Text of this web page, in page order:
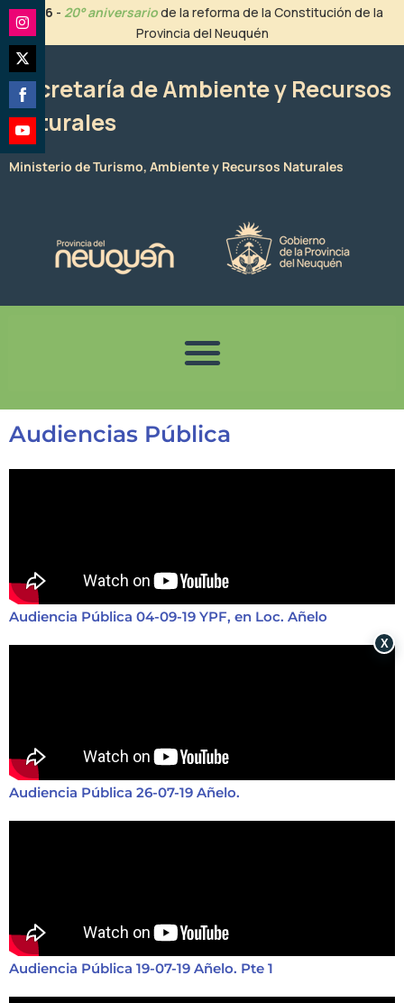
contenido
2026 - 20° aniversariode la reforma de la Constitución de la
Provincia del Neuquén
Secretaría de Ambiente y Recursos
Naturales
Ministerio de Turismo, Ambiente y Recursos Naturales
Audiencias Pública
Audiencia Pública 04-09-19 YPF, en Loc. Añelo
Audiencia Pública 26-07-19 Añelo.
Audiencia Pública 19-07-19 Añelo. Pte 1
Share
on
Instagram
Share
on
Twitter
Share
on
Facebook
Share
on
X